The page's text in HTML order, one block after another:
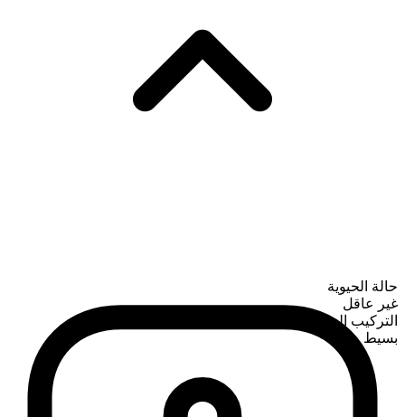
حالة الحيوية
غير عاقل
التركيب الصرفي
بسيط